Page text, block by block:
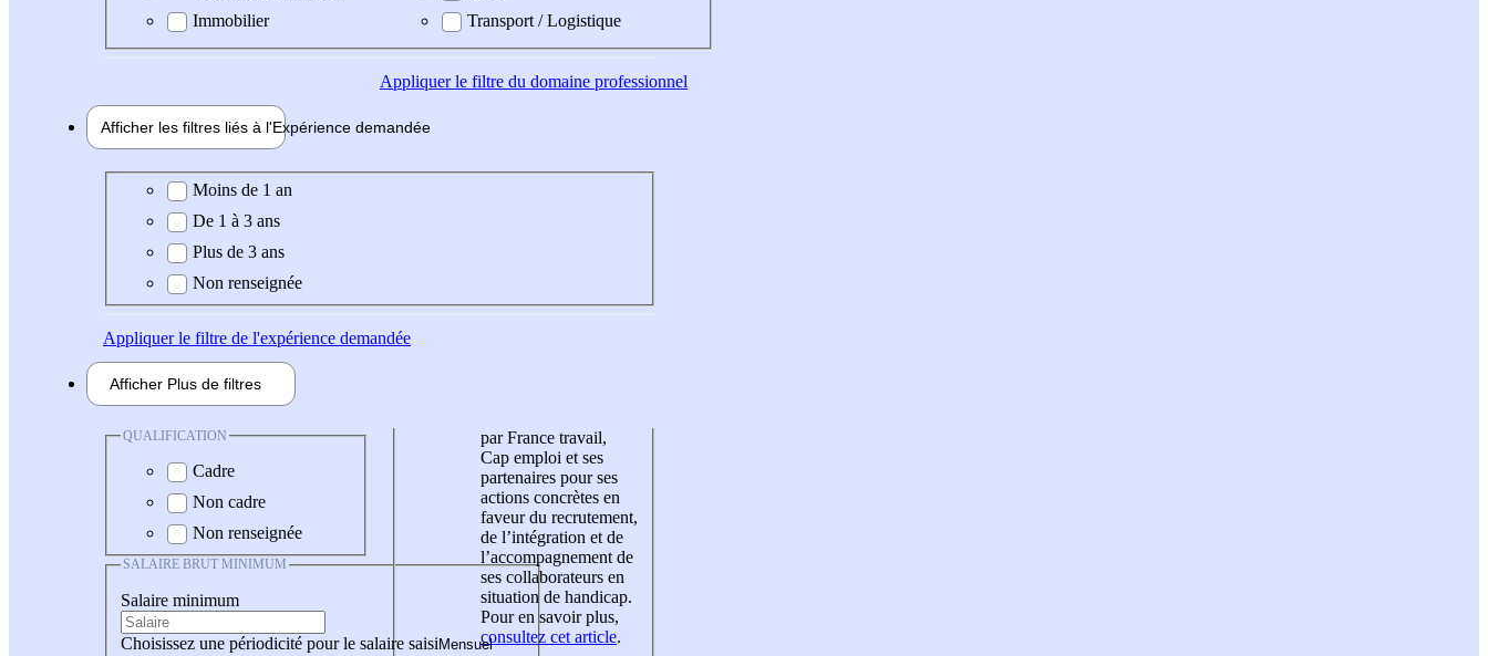
Immobilier
Transport / Logistique
Appliquerle filtre du domaine professionnel
Afficher les filtres liés à l'Expérience demandée
Expérience demandée
Moins de 1 an
De 1 à 3 ans
Plus de 3 ans
Non renseignée
Appliquerle filtre de l'expérience demandée
Afficher Plus de filtres
QUALIFICATION
Cadre
Non cadre
Non renseignée
SALAIRE BRUT MINIMUM
Salaire minimum
Choisissez une périodicité pour le salaire saisi
par France travail,
Cap emploi et ses
partenaires pour ses
actions concrètes en
faveur du recrutement,
de l’intégration et de
l’accompagnement de
ses collaborateurs en
situation de handicap.
Pour en savoir plus,
consultez cet article.